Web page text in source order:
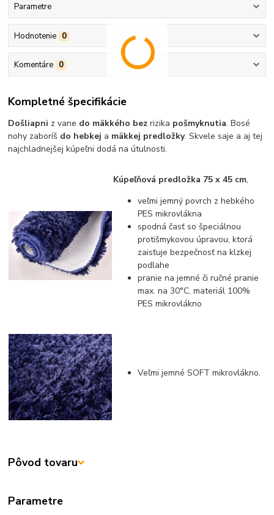
Parametre
Hodnotenie 0
Komentáre 0
Kompletné špecifikácie
Došliapni z vane do mäkkého bez rizika pošmyknutia. Bosé
nohy zaboríš do hebkej a mäkkej predložky. Skvele saje a aj tej
najchladnejšej kúpeľni dodá na útulnosti.
Kúpeľňová predložka 75 x 45 cm,
veľmi jemný povrch z hebkého
PES mikrovlákna
spodná časť so špeciálnou
protišmykovou úpravou, ktorá
zaisťuje bezpečnosť na klzkej
podlahe
pranie na jemné či ručné pranie
max. na 30°C, materiál 100%
PES mikrovlákno
Veľmi jemné SOFT mikrovlákno.
Pôvod tovaru
Parametre